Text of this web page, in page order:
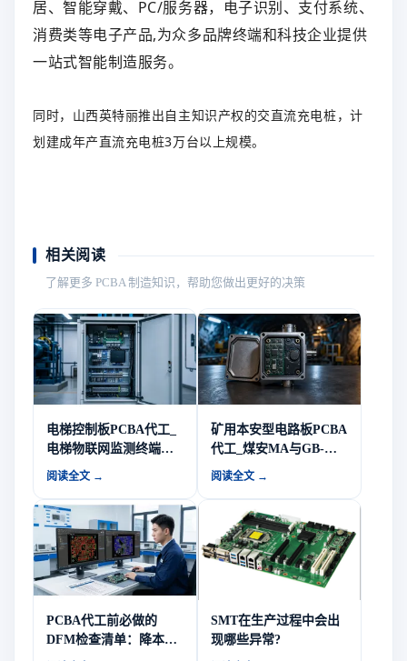
居、智能穿戴、PC/服务器，电子识别、支付系统、
消费类等电子产品,为众多品牌终端和科技企业提供
一站式智能制造服务。
同时，山西英特丽推出自主知识产权的交直流充电桩，计
划建成年产直流充电桩3万台以上规模。
相关阅读
了解更多 PCBA 制造知识，帮助您做出更好的决策
电梯控制板PCBA代工_
电梯物联网监测终端硬
件与多品种小批量制造-
阅读全文 →
矿用本安型电路板PCBA
代工_煤安MA与GB-
T3836防爆要求-山西英
阅读全文 →
PCBA代工前必做的
DFM检查清单：降本增
SMT在生产过程中会出
现哪些异常?